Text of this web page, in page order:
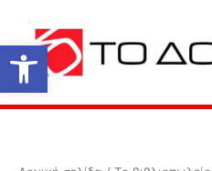
Ανοίξτε τη γραμμή εργαλείων
περιεχόμενο